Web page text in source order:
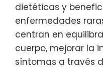
dietéticas y
enfermedades
centran en
cuerpo, mejorar la
síntomas a través